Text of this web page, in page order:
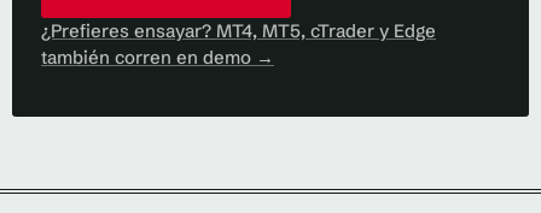
¿Prefieres ensayar? MT4, MT5, cTrader y Edge
también corren en demo →